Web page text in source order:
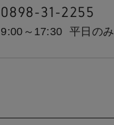
0898-31-2255
9:00～17:30 平日のみ